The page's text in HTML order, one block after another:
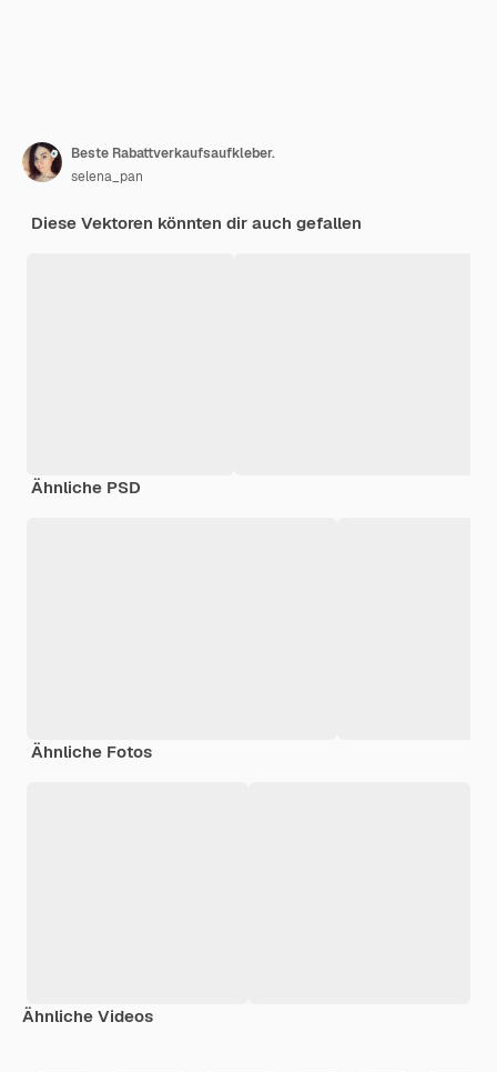
Beste Rabattverkaufsaufkleber.
selena_pan
Diese Vektoren könnten dir auch gefallen
Ähnliche PSD
Ähnliche Fotos
Ähnliche Videos